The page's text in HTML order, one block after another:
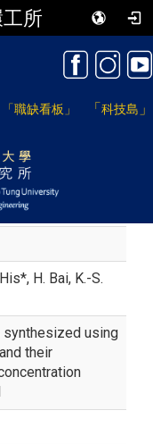
所
職缺看板」 「科技島 」
H. Bai, K.-S.
synthesized using
their